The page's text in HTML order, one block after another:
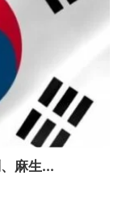
麻生...